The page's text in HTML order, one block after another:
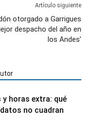
Artículo siguiente
otorgado a Garrigues
despacho del año en
los Andes’
y horas extra: qué
no cuadran